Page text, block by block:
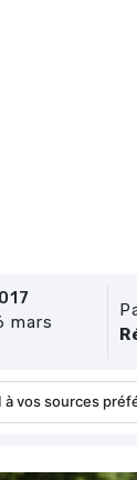
mars
à vos sources